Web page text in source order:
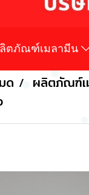
ตภัณฑ์เมลามีน
ด ผลิตภัณฑ์เ